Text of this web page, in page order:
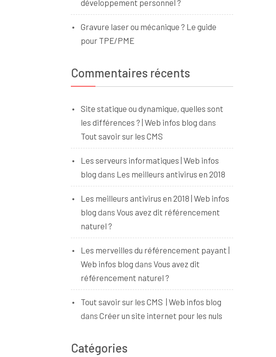
développement personnel ?
Gravure laser ou mécanique ? Le guide
pour TPE/PME
Commentaires récents
Site statique ou dynamique, quelles sont
les différences ? | Web infos blog dans
Tout savoir sur les CMS
Les serveurs informatiques | Web infos
blog dans Les meilleurs antivirus en 2018
Les meilleurs antivirus en 2018 | Web infos
blog dans Vous avez dit référencement
naturel ?
Les merveilles du référencement payant |
Web infos blog dans Vous avez dit
référencement naturel ?
Tout savoir sur les CMS | Web infos blog
dans Créer un site internet pour les nuls
Catégories